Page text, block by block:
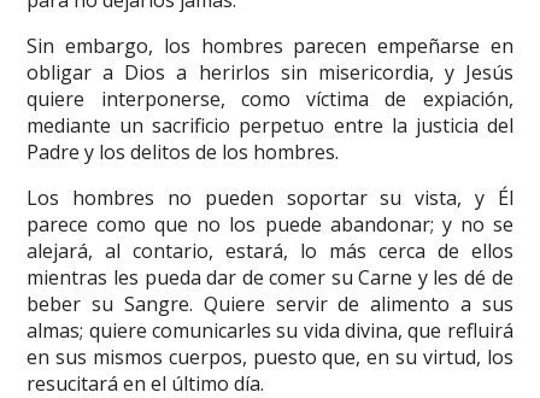
Sin embargo, los hombres parecen empeñarse en
obligar a Dios a herirlos sin misericordia, y Jesús
quiere interponerse, como víctima de expiación,
mediante un sacrificio perpetuo entre la justicia del
Padre y los delitos de los hombres.
Los hombres no pueden soportar su vista, y Él
parece como que no los puede abandonar; y no se
alejará, al contario, estará, lo más cerca de ellos
mientras les pueda dar de comer su Carne y les dé de
beber su Sangre. Quiere servir de alimento a sus
almas; quiere comunicarles su vida divina, que refluirá
en sus mismos cuerpos, puesto que, en su virtud, los
resucitará en el último día.